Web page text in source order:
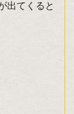
出てくると